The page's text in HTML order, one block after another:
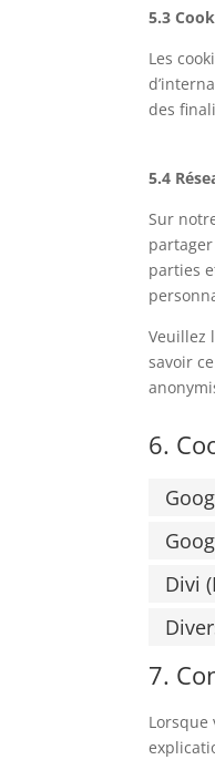
5.3
Les
des
5.4
Sur
parties
Veuillez
savoir
6.
Divi
7.